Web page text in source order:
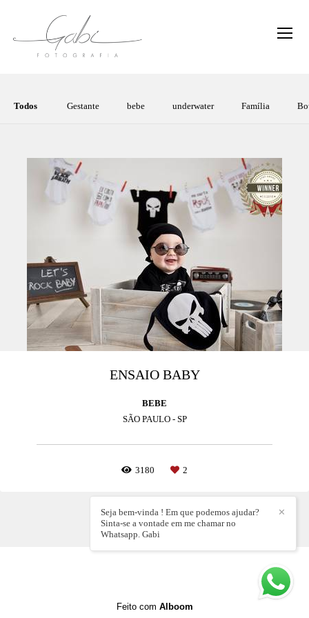
Todos Gestante bebe underwater Família
ENSAIO BABY
BEBE
SÃO PAULO - SP
3180 2
✕
Seja bem-vinda ! Em que podemos ajudar?
Sinta-se a vontade em me chamar no
Whatsapp. Gabi
Feito com Alboom